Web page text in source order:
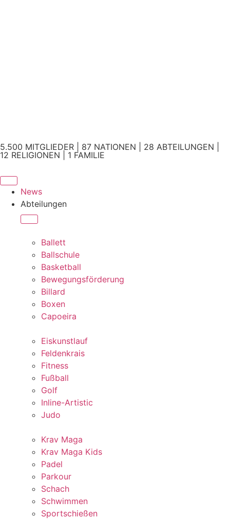
5.500 MITGLIEDER | 87 NATIONEN | 28 ABTEILUNGEN |
12 RELIGIONEN | 1 FAMILIE
News
Abteilungen
Ballett
Ballschule
Basketball
Bewegungsförderung
Billard
Boxen
Capoeira
Eiskunstlauf
Feldenkrais
Fitness
Fußball
Golf
Inline-Artistic
Judo
Krav Maga
Krav Maga Kids
Padel
Parkour
Schach
Schwimmen
Sportschießen